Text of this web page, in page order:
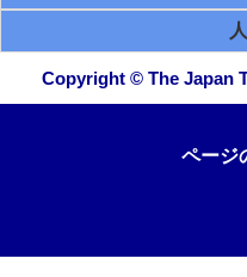
Copyright © The Japan
ページ